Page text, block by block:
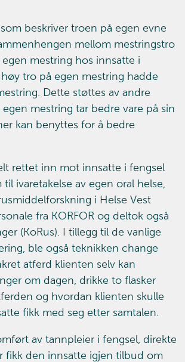
beskriver troen på egen evne
mellom mestringstro
mestring hos innsatte i
tro på egen mestring hadde
Dette støttes av andre
mestring tar bedre vare på sin
kan benyttes for å bedre
rettet inn mot innsatte i fengsel
ivaretakelse av egen oral helse,
i Helse Vest
fra KORFOR og deltok også
(KoRus). I tillegg til de vanlige
ble også teknikken change
atferd klienten selv kan
om dagen, drikke to flasker
og hvordan klienten skulle
fikk med seg etter samtalen.
av tannpleier i fengsel, direkte
fikk den innsatte igjen tilbud om